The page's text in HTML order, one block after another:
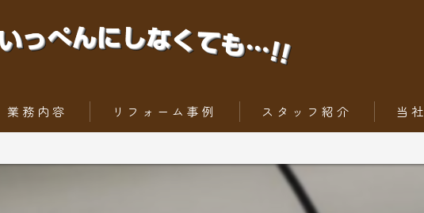
業務内容
ZEH（ゼッチ）とは
リフォーム事例
ちょっとだけリフォーム
スタッフ紹介 当
内装